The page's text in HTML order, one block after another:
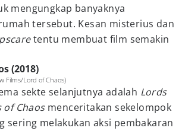
mengungkap banyaknya
tersebut. Kesan misterius dan
tentu membuat film semakin
(2018)
Films/Lord of Chaos)
sekte selanjutnya adalah Lords
of Chaosmenceritakan sekelompok
sering melakukan aksi pembakaran